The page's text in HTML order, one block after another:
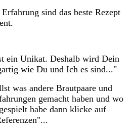
sind das beste Rezept
ein Unikat. Deshalb wird Dein
wie Du und Ich es sind..."
was andere Brautpaare und
gemacht haben und wo
habe dann klicke auf